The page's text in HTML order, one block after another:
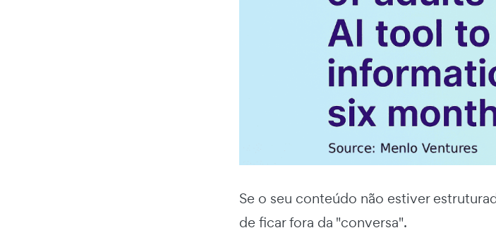
Se o seu conteúdo não estiver
de ficar fora da "conversa".